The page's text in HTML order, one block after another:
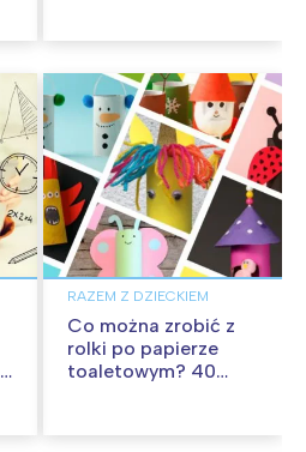
RAZEM Z DZIECKIEM
Co można zrobić z
rolki po papierze
toaletowym? 40